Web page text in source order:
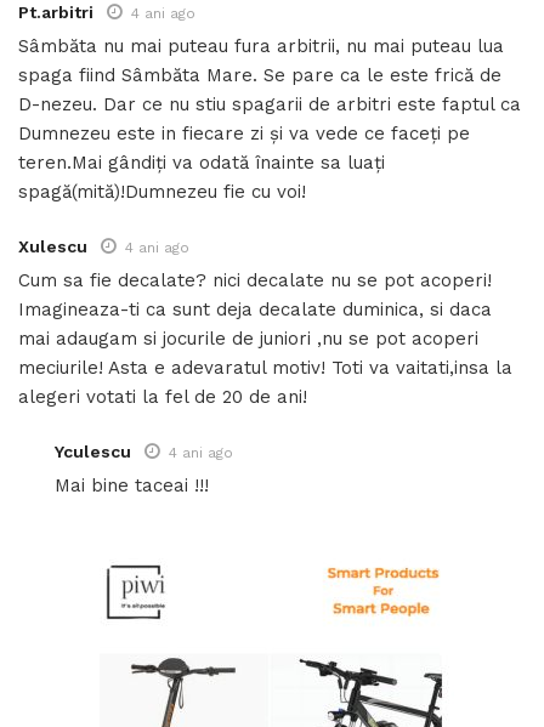
Pt.arbitri 4 ani ago
Sâmbăta nu mai puteau fura arbitrii, nu mai puteau lua
spaga fiind Sâmbăta Mare. Se pare ca le este frică de
D-nezeu. Dar ce nu stiu spagarii de arbitri este faptul ca
Dumnezeu este in fiecare zi și va vede ce faceți pe
teren.Mai gândiți va odată înainte sa luați
spagă(mită)!Dumnezeu fie cu voi!
Xulescu 4 ani ago
Cum sa fie decalate? nici decalate nu se pot acoperi!
Imagineaza-ti ca sunt deja decalate duminica, si daca
mai adaugam si jocurile de juniori ,nu se pot acoperi
meciurile! Asta e adevaratul motiv! Toti va vaitati,insa la
alegeri votati la fel de 20 de ani!
Yculescu 4 ani ago
Mai bine taceai !!!